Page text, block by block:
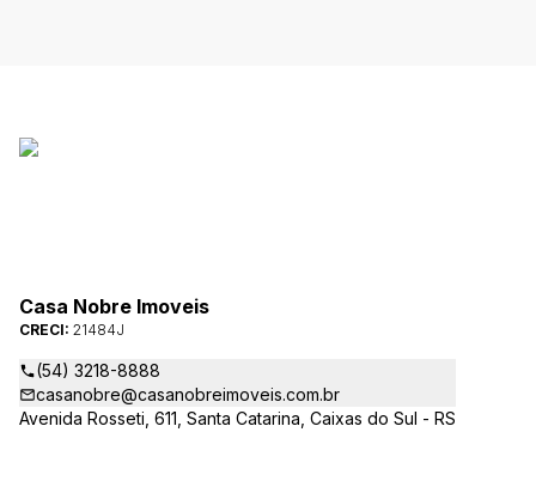
Casa Nobre Imoveis
CRECI: 21484J
(54) 3218-8888
casanobre@casanobreimoveis.com.br
Avenida Rosseti, 611, Santa Catarina, Caixas do Sul - RS